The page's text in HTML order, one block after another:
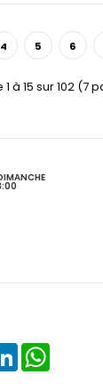
4 5 6
à 15 sur 102 (7
LinkedIn